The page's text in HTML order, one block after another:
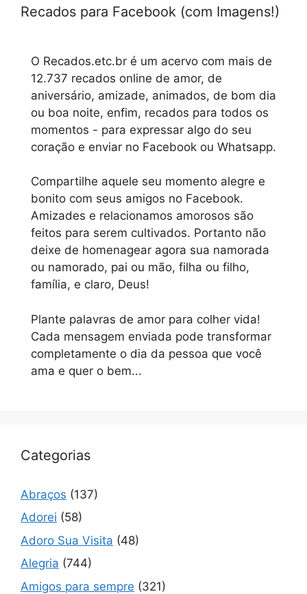
Recados para Facebook (com Imagens!)
O Recados.etc.br é um acervo com mais de
12.737 recados online de amor, de
aniversário, amizade, animados, de bom dia
ou boa noite, enfim, recados para todos os
momentos - para expressar algo do seu
coração e enviar no Facebook ou Whatsapp.
Compartilhe aquele seu momento alegre e
bonito com seus amigos no Facebook.
Amizades e relacionamos amorosos são
feitos para serem cultivados. Portanto não
deixe de homenagear agora sua namorada
ou namorado, pai ou mão, filha ou filho,
família, e claro, Deus!
Plante palavras de amor para colher vida!
Cada mensagem enviada pode transformar
completamente o dia da pessoa que você
ama e quer o bem...
Categorias
Abraços (137)
Adorei (58)
Adoro Sua Visita (48)
Alegria (744)
Amigos para sempre (321)